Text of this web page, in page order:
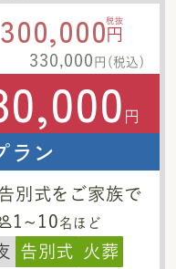
300,000税抜
円
330,000 円(税込)
円
ラン
別式をご家族で
1~10 名ほど
告別式 火葬